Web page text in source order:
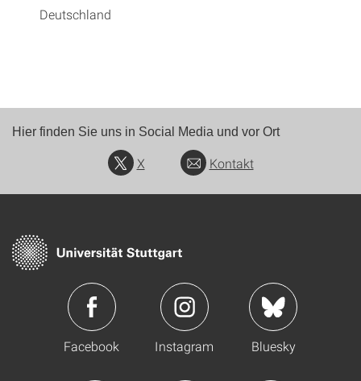
Deutschland
Hier finden Sie uns in Social Media und vor Ort
X Kontakt
Facebook Instagram Bluesky